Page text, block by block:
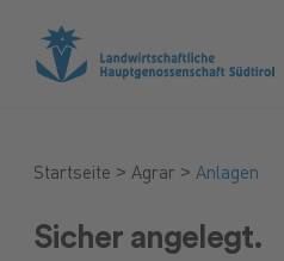
Startseite > Agrar > Anlagen
Sicher angelegt.